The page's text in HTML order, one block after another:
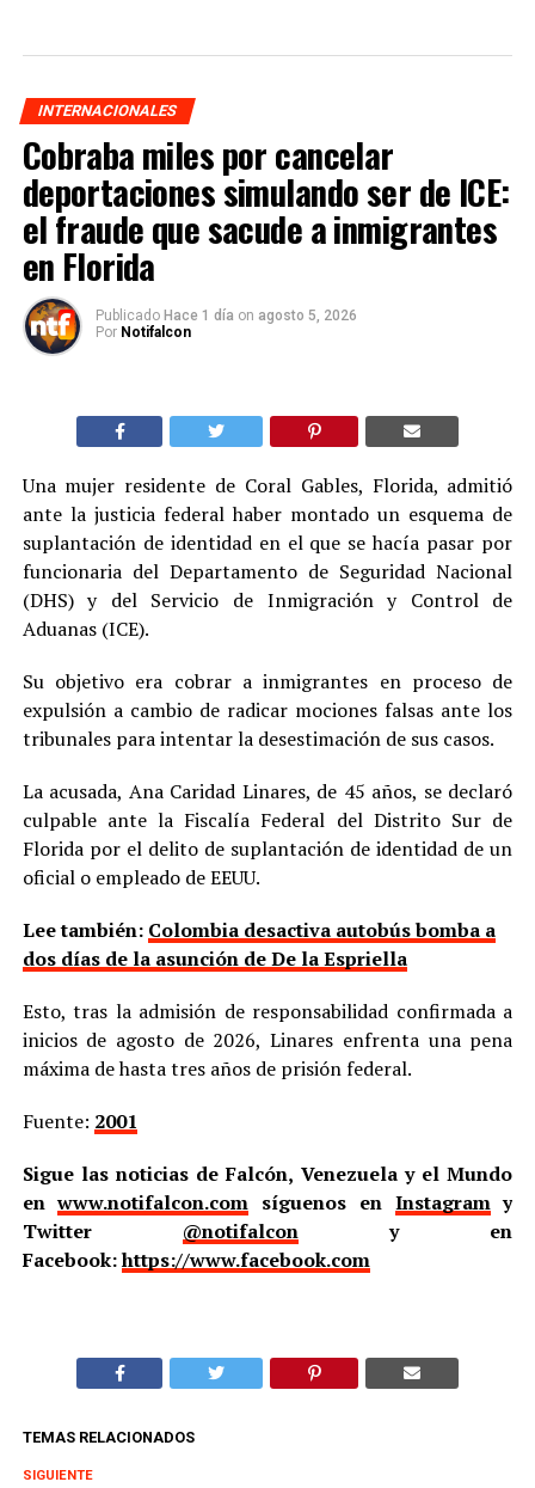
INTERNACIONALES
Cobraba miles por cancelar
deportaciones simulando ser de ICE:
el fraude que sacude a inmigrantes
en Florida
Publicado Hace 1 día on agosto 5, 2026
Por Notifalcon
Una mujer residente de Coral Gables, Florida, admitió
ante la justicia federal haber montado un esquema de
suplantación de identidad en el que se hacía pasar por
funcionaria del Departamento de Seguridad Nacional
(DHS) y del Servicio de Inmigración y Control de
Aduanas (ICE).
Su objetivo era cobrar a inmigrantes en proceso de
expulsión a cambio de radicar mociones falsas ante los
tribunales para intentar la desestimación de sus casos.
La acusada, Ana Caridad Linares, de 45 años, se declaró
culpable ante la Fiscalía Federal del Distrito Sur de
Florida por el delito de suplantación de identidad de un
oficial o empleado de EEUU.
Lee también: Colombia desactiva autobús bomba a
dos días de la asunción de De la Espriella
Esto, tras la admisión de responsabilidad confirmada a
inicios de agosto de 2026, Linares enfrenta una pena
máxima de hasta tres años de prisión federal.
Fuente: 2001
Sigue las noticias de Falcón, Venezuela y el Mundo
enwww.notifalcon.com síguenos en Instagramy
Twitter @notifalcony en
Facebook:https://www.facebook.com
TEMAS RELACIONADOS
SIGUIENTE